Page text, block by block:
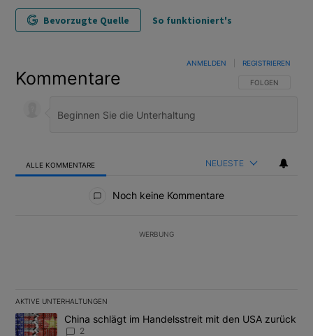
Bevorzugte Quelle So funktioniert's
Kommentare FOLGE DIESER
FOLGEN
ANMELDEN REGISTRIEREN
ALLE KOMMENTARE NEUESTE
Noch keine Kommentare
WERBUNG
AKTIVE UNTERHALTUNGEN
Das Folgende ist eine Liste der am meisten kommentierten
Ein Trendartikel mit dem Titel "China schlägt im Handelsstreit
China schlägt im Handelsstreit mit den USA zurück
2